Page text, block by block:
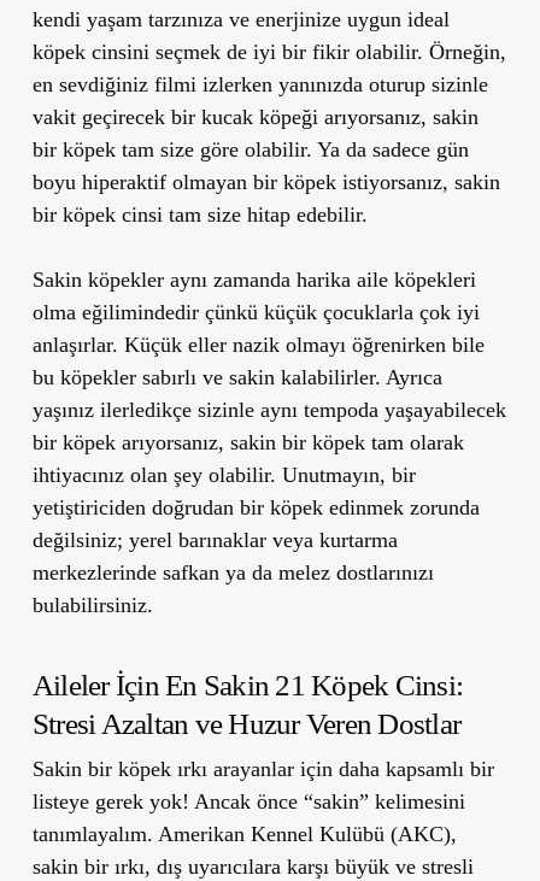
kendi yaşam tarzınıza ve enerjinize uygun ideal
köpek cinsini seçmek de iyi bir fikir olabilir. Örneğin,
en sevdiğiniz filmi izlerken yanınızda oturup sizinle
vakit geçirecek bir kucak köpeği arıyorsanız, sakin
bir köpek tam size göre olabilir. Ya da sadece gün
boyu hiperaktif olmayan bir köpek istiyorsanız, sakin
bir köpek cinsi tam size hitap edebilir.
Sakin köpekler aynı zamanda harika aile köpekleri
olma eğilimindedir çünkü küçük çocuklarla çok iyi
anlaşırlar. Küçük eller nazik olmayı öğrenirken bile
bu köpekler sabırlı ve sakin kalabilirler. Ayrıca
yaşınız ilerledikçe sizinle aynı tempoda yaşayabilecek
bir köpek arıyorsanız, sakin bir köpek tam olarak
ihtiyacınız olan şey olabilir. Unutmayın, bir
yetiştiriciden doğrudan bir köpek edinmek zorunda
değilsiniz; yerel barınaklar veya kurtarma
merkezlerinde safkan ya da melez dostlarınızı
bulabilirsiniz.
Aileler İçin En Sakin 21 Köpek Cinsi:
Stresi Azaltan ve Huzur Veren Dostlar
Sakin bir köpek ırkı arayanlar için daha kapsamlı bir
listeye gerek yok! Ancak önce “sakin” kelimesini
tanımlayalım. Amerikan Kennel Kulübü (AKC),
sakin bir ırkı, dış uyarıcılara karşı büyük ve stresli